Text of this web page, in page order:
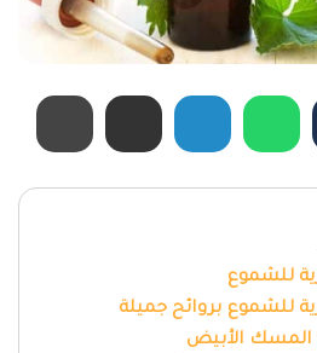
للشموع
للشموع بروائح جميلة